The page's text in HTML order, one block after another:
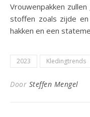
Vrouwenpakken
stoffen zoals zijde
hakken en een
2023 Kledingtrends
Door Steffen Mengel